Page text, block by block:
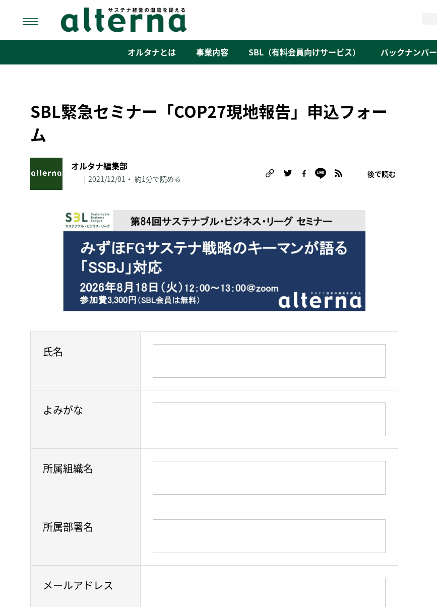
content
オルタナとは 事業内容 SBL（有料会員向けサービス） バックナンバー
SBL緊急セミナー「COP27現地報告」申込フォー
ム
オルタナ編集部
| 2021/12/01 約1分で読める
後で読む
氏名
よみがな
所属組織名
所属部署名
メールアドレス